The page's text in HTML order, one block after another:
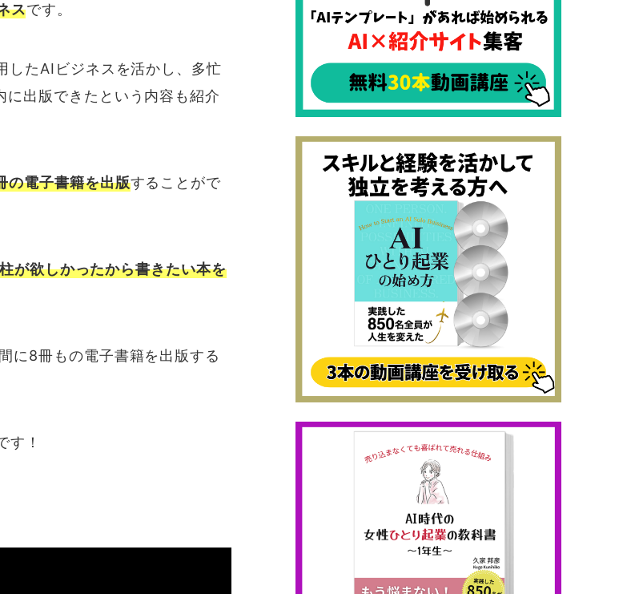
スです。
したAIビジネスを活かし、多忙
出版できたという内容も紹介
の電子書籍を出版することがで
が欲しかったから書きたい本を
に8冊もの電子書籍を出版する
！